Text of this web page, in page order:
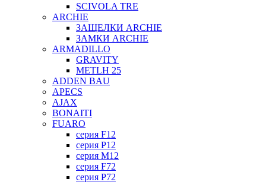
SCIVOLA TRE
ARCHIE
ЗАЩЕЛКИ ARCHIE
ЗАМКИ ARCHIE
ARMADILLO
GRAVITY
METLH 25
ADDEN BAU
APECS
AJAX
BONAITI
FUARO
серия F12
серия P12
серия M12
серия F72
серия P72